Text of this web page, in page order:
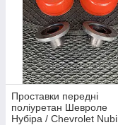
Проставки передні
поліуретан Шевроле
Нубіра / Chevrolet